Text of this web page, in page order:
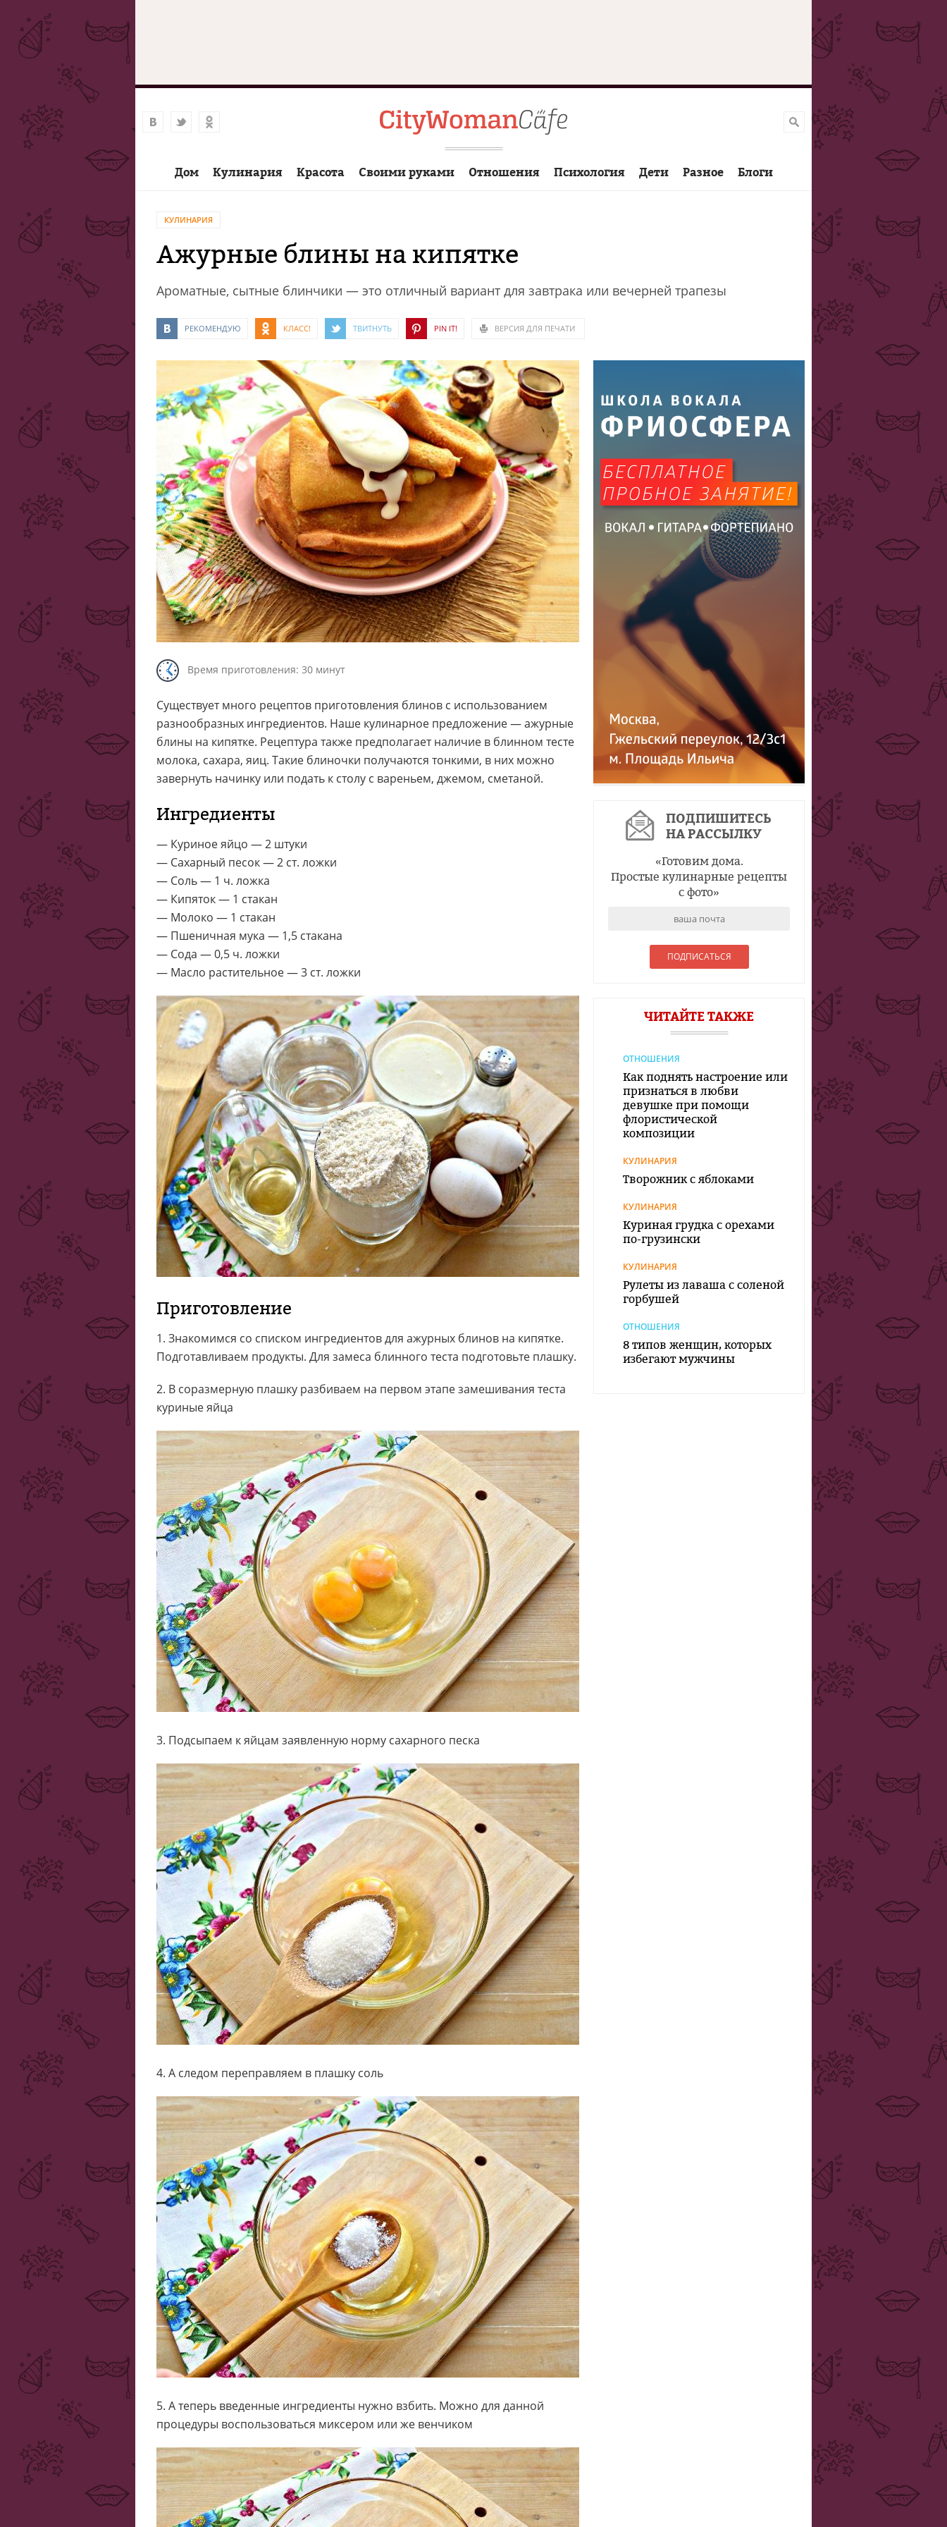
Дом Кулинария Красота Своими руками Отношения Психология Дети Разное Блоги
КУЛИНАРИЯ
Ажурные блины на кипятке
Ароматные, сытные блинчики — это отличный вариант для завтрака или вечерней трапезы
РЕКОМЕНДУЮ КЛАСС! ТВИТНУТЬ PIN IT! ВЕРСИЯ ДЛЯ ПЕЧАТИ
Время приготовления: 30 минут
Существует много рецептов приготовления блинов с использованием
разнообразных ингредиентов. Наше кулинарное предложение — ажурные
блины на кипятке. Рецептура также предполагает наличие в блинном тесте
молока, сахара, яиц. Такие блиночки получаются тонкими, в них можно
завернуть начинку или подать к столу с вареньем, джемом, сметаной.
Ингредиенты
— Куриное яйцо — 2 штуки
— Сахарный песок — 2 ст. ложки
— Соль — 1 ч. ложка
— Кипяток — 1 стакан
— Молоко — 1 стакан
— Пшеничная мука — 1,5 стакана
— Сода — 0,5 ч. ложки
— Масло растительное — 3 ст. ложки
Приготовление
1. Знакомимся со списком ингредиентов для ажурных блинов на кипятке.
Подготавливаем продукты. Для замеса блинного теста подготовьте плашку.
2. В соразмерную плашку разбиваем на первом этапе замешивания теста
куриные яйца
3. Подсыпаем к яйцам заявленную норму сахарного песка
4. А следом переправляем в плашку соль
5. А теперь введенные ингредиенты нужно взбить. Можно для данной
процедуры воспользоваться миксером или же венчиком
ПОДПИШИТЕСЬ
НА РАССЫЛКУ
«Готовим дома.
Простые кулинарные рецепты
с фото»
ЧИТАЙТЕ ТАКЖЕ
ОТНОШЕНИЯ
Как поднять настроение или
признаться в любви
девушке при помощи
флористической
композиции
КУЛИНАРИЯ
Творожник с яблоками
КУЛИНАРИЯ
Куриная грудка с орехами
по-грузински
КУЛИНАРИЯ
Рулеты из лаваша с соленой
горбушей
ОТНОШЕНИЯ
8 типов женщин, которых
избегают мужчины